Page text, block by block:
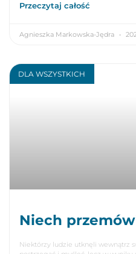
Przeczytaj całość
Agnieszka Markowska-Jędra
DLA WSZYSTKICH
Niech
Niektórzy ludzie utknęli wewnątrz